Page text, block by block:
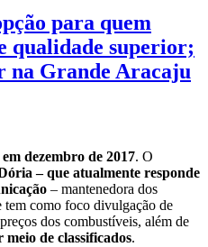
para quem
qualidade superior;
na Grande Aracaju
dezembro de 2017. O
– que atualmente responde
– mantenedora dos
tem como foco divulgação de
dos combustíveis, além de
de classificados.